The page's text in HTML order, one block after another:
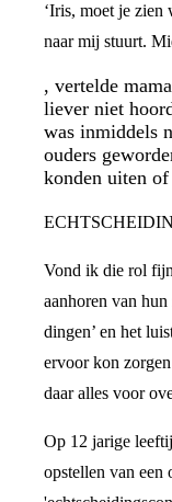
‘Iris, moet je
naar mij stuurt.
, vertelde
liever niet
was inmiddels
ouders
konden uiten of
Vond ik die rol
aanhoren van
dingen’ en het
ervoor kon
daar alles voor
Op 12 jarige
opstellen van een